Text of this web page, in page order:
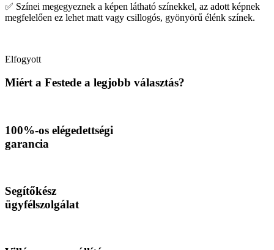
✅ Színei megegyeznek a képen látható színekkel, az adott képnek
megfelelően ez lehet matt vagy csillogós, gyönyörű élénk színek.
Elfogyott
Miért a Festede a legjobb választás?
100%-os elégedettségi
garancia
Segítőkész
ügyfélszolgálat